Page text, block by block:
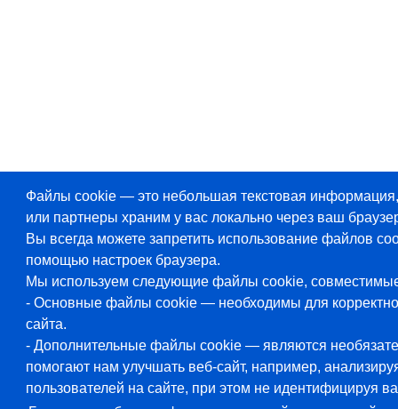
Файлы cookie — это небольшая текстовая
или партнеры храним у вас локально через ваш
Вы всегда можете запретить использование файлов
помощью настроек браузера.
Мы используем следующие файлы cookie,
- Основные файлы cookie — необходимы для
сайта.
- Дополнительные файлы cookie — являются
помогают нам улучшать веб-сайт, например,
пользователей на сайте, при этом не идентифицируя